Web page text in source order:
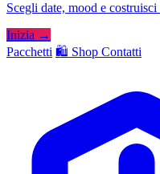
Scegli date, mood e
Inizia →
Pacchetti 🛍️ Shop Contatti